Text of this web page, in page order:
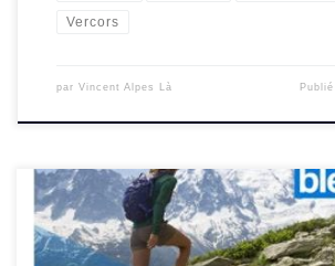
Vercors
par Vincent Alpes Là Publié